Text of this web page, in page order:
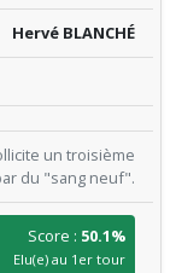
Hervé BLANCHÉ
un troisième
du "sang neuf".
Score : 50.1%
Elu(e) au 1er tour